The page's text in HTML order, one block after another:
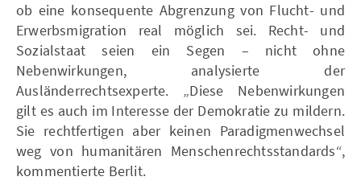
ob eine konsequente Abgrenzung von Flucht- und
Erwerbsmigration real möglich sei. Recht- und
Sozialstaat seien ein Segen – nicht ohne
Nebenwirkungen, analysierte der
Ausländerrechtsexperte. „Diese Nebenwirkungen
gilt es auch im Interesse der Demokratie zu mildern.
Sie rechtfertigen aber keinen Paradigmenwechsel
weg von humanitären Menschenrechtsstandards“,
kommentierte Berlit.